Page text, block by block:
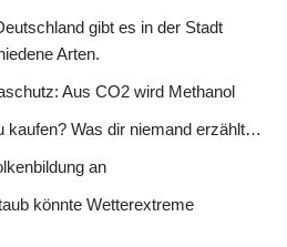
gibt es in der Stadt
Arten.
Aus CO2 wird Methanol
kaufen? Was dir niemand erzählt…
an
könnte Wetterextreme